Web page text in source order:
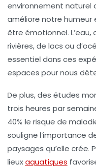
environnement naturel
améliore notre humeur
être émotionnel. L’eau,
rivières, de lacs ou
essentiel dans ces
espaces pour nous
De plus, des études
trois heures par
40% le risque de
souligne l’importance
paysages qu’elle crée.
lieuxaquatiques